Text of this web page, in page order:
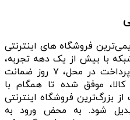
فروشگاه های اینترنتی
شبکه با بیش از یک دهه تجربه،
با پایبندی به سه اصل کلیدی، پرداخت در محل، ۷ روز ضمانت
موفق شده تا همگام با
بزرگ‌ترین فروشگاه اینترنتی
شود. به محض ورود به